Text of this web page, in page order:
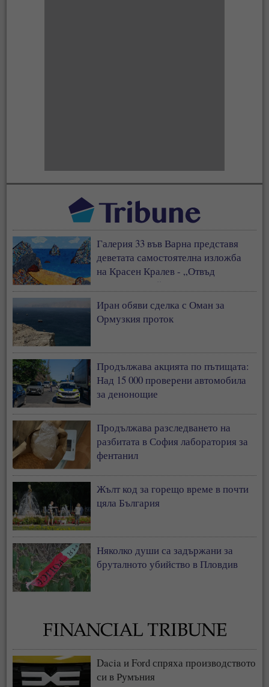
Галерия 33 във Варна представя
деветата самостоятелна изложба
на Красен Кралев - „Отвъд
съзерцанието“
Иран обяви сделка с Оман за
Ормузкия проток
Продължава акцията по пътищата:
Над 15 000 проверени автомобила
за денонощие
Продължава разследването на
разбитата в София лаборатория за
фентанил
Жълт код за горещо време в почти
цяла България
Няколко души са задържани за
бруталното убийство в Пловдив
Dacia и Ford спряха производството
си в Румъния